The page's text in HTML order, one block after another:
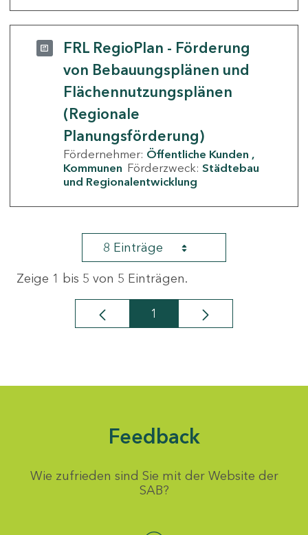
FRL RegioPlan - Förderung
von Bebauungsplänen und
Flächennutzungsplänen
(Regionale
Planungsförderung)
Fördernehmer: Öffentliche Kunden
Kommunen Förderzweck: Städtebau
und Regionalentwicklung
8 Einträge
Zeige 1 bis 5 von 5 Einträgen.
Seite
1
Feedback
Wie zufrieden sind Sie mit der Website der
SAB?